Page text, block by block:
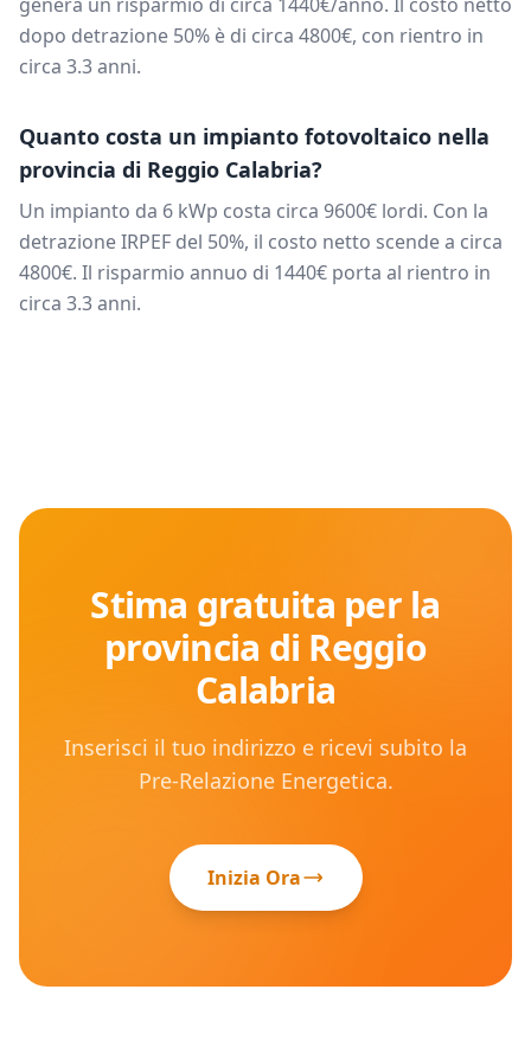
dopo detrazione 50% è di circa 4800€, con rientro in
circa 3.3anni.
Quanto costa un impianto fotovoltaico nella
provincia di Reggio Calabria?
Un impianto da 6 kWp costa circa 9600€ lordi. Con la
detrazione IRPEF del 50%, il costo netto scende a circa
4800€. Il risparmio annuo di 1440€ porta al rientro in
circa 3.3anni.
Stima gratuita per la
provincia di Reggio
Calabria
Inserisci il tuo indirizzo e ricevi subito la
Pre-Relazione Energetica.
Inizia Ora